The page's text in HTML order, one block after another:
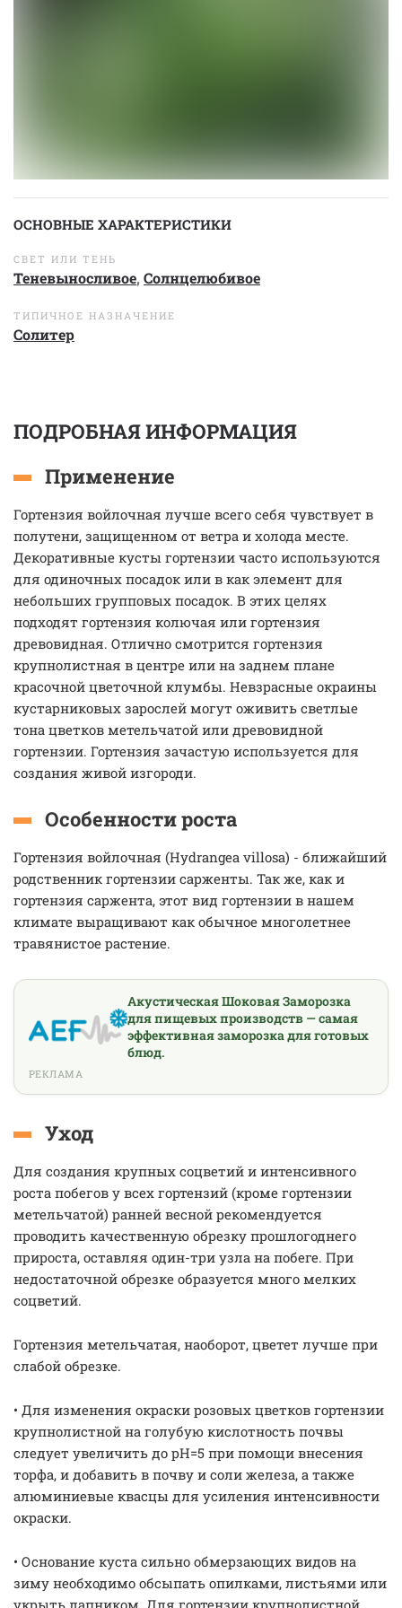
ОСНОВНЫЕ ХАРАКТЕРИСТИКИ
СВЕТ ИЛИ ТЕНЬ
Теневыносливое, Солнцелюбивое
ТИПИЧНОЕ НАЗНАЧЕНИЕ
Солитер
ПОДРОБНАЯ ИНФОРМАЦИЯ
Применение
Гортензия войлочная лучше всего себя чувствует в
полутени, защищенном от ветра и холода месте.
Декоративные кусты гортензии часто используются
для одиночных посадок или в как элемент для
небольших групповых посадок. В этих целях
подходят гортензия колючая или гортензия
древовидная. Отлично смотрится гортензия
крупнолистная в центре или на заднем плане
красочной цветочной клумбы. Невзрасные окраины
кустарниковых зарослей могут оживить светлые
тона цветков метельчатой или древовидной
гортензии. Гортензия зачастую используется для
создания живой изгороди.
Особенности роста
Гортензия войлочная (Hydrangea villosa) - ближайший
родственник гортензии сарженты. Так же, как и
гортензия саржента, этот вид гортензии в нашем
климате выращивают как обычное многолетнее
травянистое растение.
Акустическая Шоковая Заморозка
для пищевых производств — самая
эффективная заморозка для готовых
блюд.
РЕКЛАМА
Уход
Для создания крупных соцветий и интенсивного
роста побегов у всех гортензий (кроме гортензии
метельчатой) ранней весной рекомендуется
проводить качественную обрезку прошлогоднего
прироста, оставляя один-три узла на побеге. При
недостаточной обрезке образуется много мелких
соцветий.
Гортензия метельчатая, наоборот, цветет лучше при
слабой обрезке.
• Для изменения окраски розовых цветков гортензии
крупнолистной на голубую кислотность почвы
следует увеличить до рН=5 при помощи внесения
торфа, и добавить в почву и соли железа, а также
алюминиевые квасцы для усиления интенсивности
окраски.
• Основание куста сильно обмерзающих видов на
зиму необходимо обсыпать опилками, листьями или
укрыть лапником. Для гортензии крупнолистной